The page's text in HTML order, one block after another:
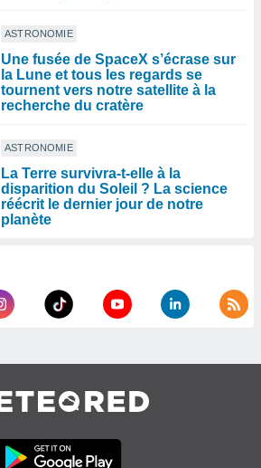
ASTRONOMIE
Une fusée de SpaceX s’écrase sur
la Lune et tous les regards se
tournent vers notre satellite à la
recherche du cratère
ASTRONOMIE
La Terre survivra-t-elle à la
disparition du Soleil ? La science
réécrit le dernier jour de notre
planète